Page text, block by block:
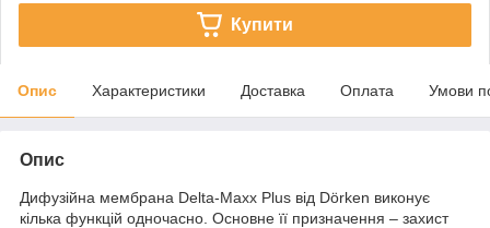
Купити
Опис Характеристики Доставка Оплата Умови
Опис
Дифузійна мембрана Delta-Maxx Plus від Dörken виконує
кілька функцій одночасно. Основне її призначення – захист